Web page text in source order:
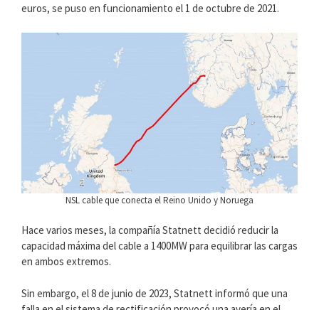
euros, se puso en funcionamiento el 1 de octubre de 2021.
NSL cable que conecta el Reino Unido y Noruega
Hace varios meses, la compañía Statnett decidió reducir la
capacidad máxima del cable a 1400MW para equilibrar las cargas
en ambos extremos.
Sin embargo, el 8 de junio de 2023, Statnett informó que una